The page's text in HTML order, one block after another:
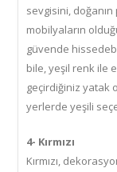
sevgisini,
mobilyaların
güvende
bile, yeşil renk ile
geçirdiğiniz yatak
yerlerde yeşili
4- Kırmızı
Kırmızı,